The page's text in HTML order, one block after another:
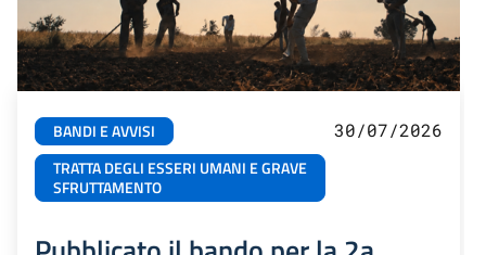
BANDI E AVVISI
TRATTA DEGLI ESSERI UMANI E GRAVE
SFRUTTAMENTO
30/07/2026